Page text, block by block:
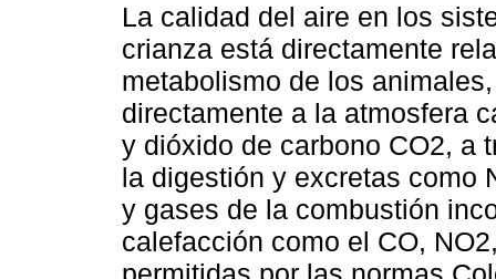
La calidad del aire en los
crianza está directamente
metabolismo de los
directamente a la atmosfera
y dióxido de carbono CO2, a
la digestión y excretas como
y gases de la combustión
calefacción como el CO,